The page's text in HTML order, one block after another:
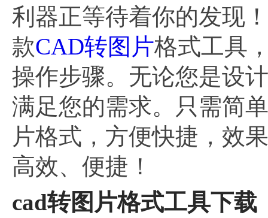
利器正等待着你的发现
款CAD转图片格式工具
操作步骤。无论您是设
满足您的需求。只需简
片格式，方便快捷，效
高效、便捷！
cad转图片格式工具下载